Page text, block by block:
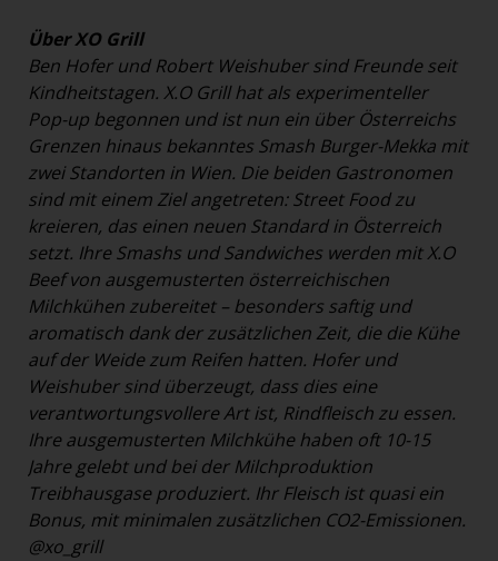
Über XO Grill
Ben Hofer und Robert Weishuber sind Freunde seit
Kindheitstagen. X.O Grill hat als experimenteller
Pop-up begonnen und ist nun ein über Österreichs
Grenzen hinaus bekanntes Smash Burger-Mekka mit
zwei Standorten in Wien. Die beiden Gastronomen
sind mit einem Ziel angetreten: Street Food zu
kreieren, das einen neuen Standard in Österreich
setzt. Ihre Smashs und Sandwiches werden mit X.O
Beef von ausgemusterten österreichischen
Milchkühen zubereitet – besonders saftig und
aromatisch dank der zusätzlichen Zeit, die die Kühe
auf der Weide zum Reifen hatten. Hofer und
Weishuber sind überzeugt, dass dies eine
verantwortungsvollere Art ist, Rindfleisch zu essen.
Ihre ausgemusterten Milchkühe haben oft 10-15
Jahre gelebt und bei der Milchproduktion
Treibhausgase produziert. Ihr Fleisch ist quasi ein
Bonus, mit minimalen zusätzlichen CO2-Emissionen.
@xo_grill